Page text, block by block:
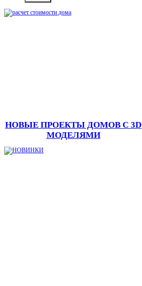
НОВЫЕ ПРОЕКТЫ ДОМОВ С 3D
МОДЕЛЯМИ